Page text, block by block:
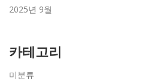
2025년 9월
카테고리
미분류